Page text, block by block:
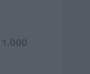
1.000